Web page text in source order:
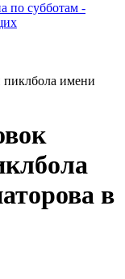
по субботам -
пиклбола имени
в